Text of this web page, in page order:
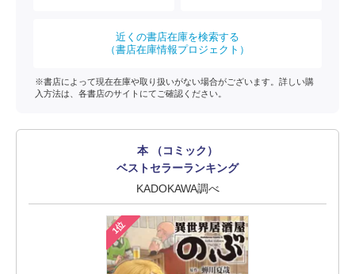
近くの書店在庫を検索する
（書店在庫情報プロジェクト）
※書店によって現在在庫や取り扱いがない場合がございます。詳しい購
入方法は、各書店のサイトにてご確認ください。
本 （コミック）
ベストセラーランキング
KADOKAWA調べ
1位